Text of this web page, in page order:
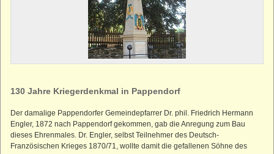
130 Jahre Kriegerdenkmal in Pappendorf
Der damalige Pappendorfer Gemeindepfarrer Dr. phil. Friedrich Hermann
Engler, 1872 nach Pappendorf gekommen, gab die Anregung zum Bau
dieses Ehrenmales. Dr. Engler, selbst Teilnehmer des Deutsch-
Französischen Krieges 1870/71, wollte damit die gefallenen Söhne des